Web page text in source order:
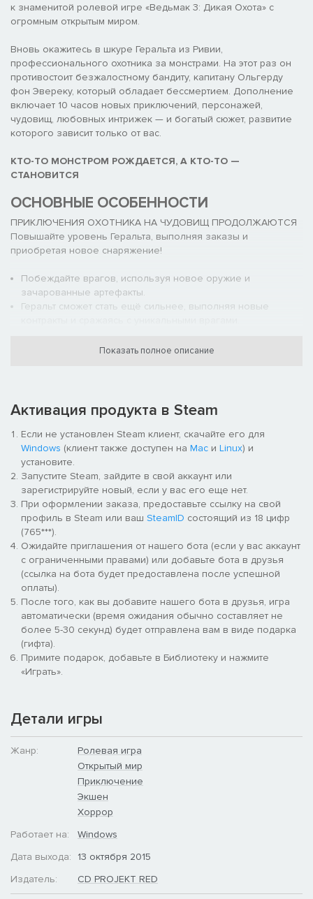
к знаменитой ролевой игре «Ведьмак 3: Дикая Охота» с
огромным открытым миром.
Вновь окажитесь в шкуре Геральта из Ривии,
профессионального охотника за монстрами. На этот раз он
противостоит безжалостному бандиту, капитану Ольгерду
фон Эвереку, который обладает бессмертием. Дополнение
включает 10 часов новых приключений, персонажей,
чудовищ, любовных интрижек — и богатый сюжет, развитие
которого зависит только от вас.
КТО-ТО МОНСТРОМ РОЖДАЕТСЯ, А КТО-ТО —
СТАНОВИТСЯ
ОСНОВНЫЕ ОСОБЕННОСТИ
ПРИКЛЮЧЕНИЯ ОХОТНИКА НА ЧУДОВИЩ ПРОДОЛЖАЮТСЯ
Повышайте уровень Геральта, выполняя заказы и
приобретая новое снаряжение!
Побеждайте врагов, используя новое оружие и
зачарованные артефакты.
Геральт сможет стать ещё сильнее, выполняя новые
для гвинта… и новые романтические встречи.
Получив задание от торговца зеркалами, Геральту предстоит
одержать верх над Ольгердом фон Эвереком —
безжалостным бандитом, обладающим бессмертием.
Выполните контракт Господина Зеркало, загадочного
путешественника и похитителя душ, который помог вам
найти Йеннифэр.
Выполните три невероятно сложных задания, чтобы
победить Ольгерда, безжалостного главаря бандитов,
наделённого бессмертием.
Выберите свой путь: созовите команду искусных
взломщиков, проведите ночь в компании призрака или
обхитрите самых странных созданий из всех, что
попадались Геральту на пути.
Показать полное описание
Активация продукта в Steam
Если не установлен Steam клиент, скачайте его для
Windows (клиент также доступен на Mac и Linux) и
установите.
Запустите Steam, зайдите в свой аккаунт или
зарегистрируйте новый, если у вас его еще нет.
При оформлении заказа, предоставьте ссылку на свой
профиль в Steam или ваш SteamID состоящий из 18 цифр
(765***).
Ожидайте приглашения от нашего бота (если у вас аккаунт
с ограниченными правами) или добавьте бота в друзья
(ссылка на бота будет предоставлена после успешной
оплаты).
После того, как вы добавите нашего бота в друзья, игра
автоматически (время ожидания обычно составляет не
более 5-30 секунд) будет отправлена вам в виде подарка
(гифта).
Примите подарок, добавьте в Библиотеку и нажмите
«Играть».
Детали игры
Жанр:
Ролевая игра
Открытый мир
Приключение
Экшен
Хоррор
Работает на:
Windows
Дата выхода:
13 октября 2015
Издатель:
CD PROJEKT RED